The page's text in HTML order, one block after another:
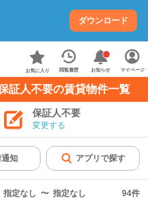
ダウンロード
お気に入り 閲覧履歴 お知らせ マイページ
証人不要の賃貸物件一覧
保証人不要
変更する
知 アプリで探す
指定なし 〜 指定なし 94件